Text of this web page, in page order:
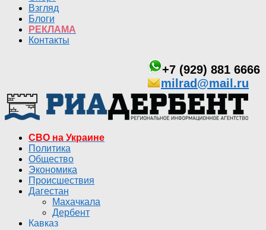
Взгляд
Блоги
РЕКЛАМА
Контакты
+7 (929) 881 6666
milrad@mail.ru
СВО на Украине
Политика
Общество
Экономика
Происшествия
Дагестан
Махачкала
Дербент
Кавказ